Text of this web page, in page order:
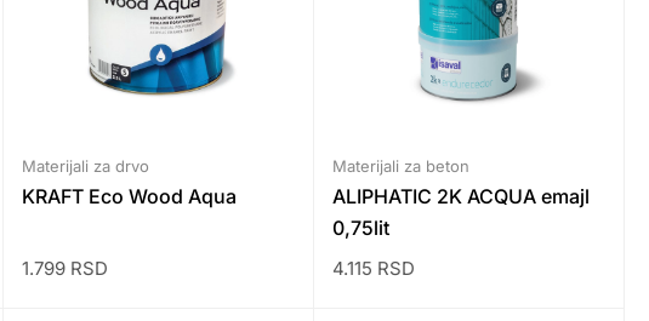
Materijali za drvo
KRAFT Eco Wood Aqua
1.799 RSD
Materijali za beton
ALIPHATIC 2K ACQUA emajl
0,75lit
4.115 RSD